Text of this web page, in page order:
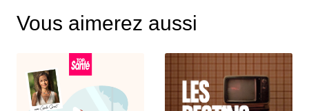
trois leçons majeures à retenir de cet
00:03:11 - IL Y A 1 MOIS
Comment l'intelligence artificielle
devient un confident pour les jeunes
00:03:16 - IL Y A 1 MOIS
Vous aimerez aussi